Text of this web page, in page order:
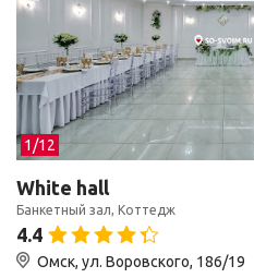
1/12
White hall
Банкетный зал, Коттедж
4.4
Омск, ул. Воровского, 186/19